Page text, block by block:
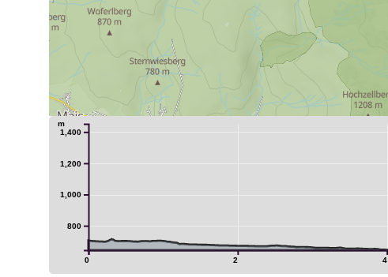
0 2 4
800
1,000
1,200
1,400
m